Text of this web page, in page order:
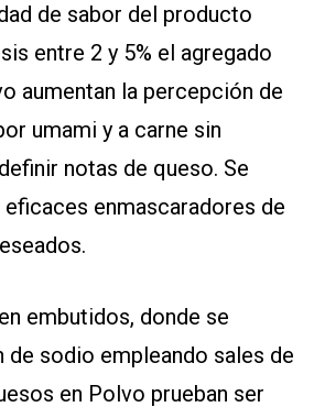
de sabor del producto
entre 2 y 5% el agregado
aumentan la percepción de
umami y a carne sin
notas de queso. Se
enmascaradores de
embutidos, donde se
de sodio empleando sales de
en Polvo prueban ser